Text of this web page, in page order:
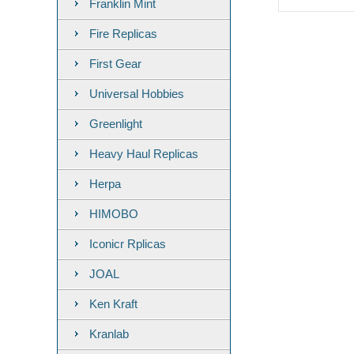
Franklin Mint
Fire Replicas
First Gear
Universal Hobbies
Greenlight
Heavy Haul Replicas
Herpa
HIMOBO
Iconicr Rplicas
JOAL
Ken Kraft
Kranlab